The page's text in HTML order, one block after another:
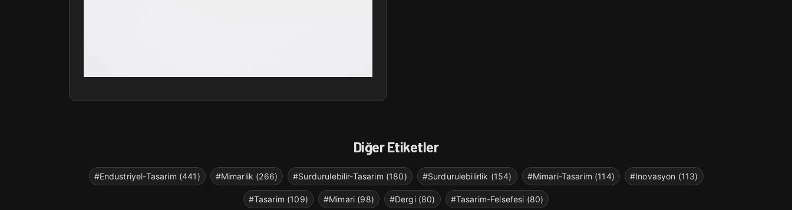
Diğer Etiketler
#Endustriyel-Tasarim (441) #Mimarlik (266) #Surdurulebilir-Tasarim (180) #Surdurulebilirlik (154) #Mimari-Tasarim (114) #Inovasyon (113)
#Tasarim (109) #Mimari (98) #Dergi (80) #Tasarim-Felsefesi (80)